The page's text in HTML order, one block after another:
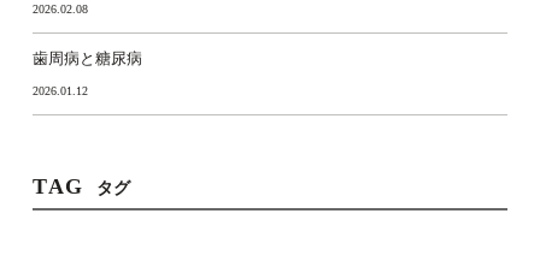
2026.02.08
歯周病と糖尿病
2026.01.12
TAG タグ